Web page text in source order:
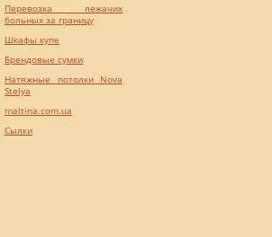
Перевозка лежачих
больных за границу
Шкафы купе
Брендовые сумки
Натяжные потолки Nova
Stelya
maltina.com.ua
Cылки